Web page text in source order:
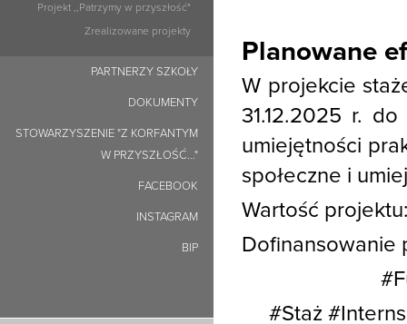
Projekt ,,Patrzymy w przyszłość"
Zrealizowane projekty
PARTNERZY SZKOŁY
DOKUMENTY
STOWARZYSZENIE "Z KORFANTYM
W PRZYSZŁOŚĆ…"
FACEBOOK
INSTAGRAM
BIP
Planowane
W projekcie
31.12.2025 r.
umiejętności
społeczne i
Wartość
Dofinansowanie
#Staż